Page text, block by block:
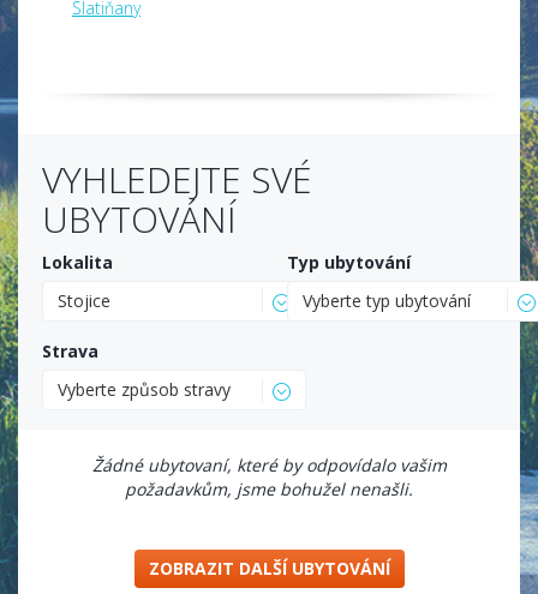
Slatiňany
VYHLEDEJTE SVÉ
UBYTOVÁNÍ
Lokalita
Stojice
Typ ubytování
Vyberte typ ubytování
Strava
Vyberte způsob stravy
Žádné ubytovaní, které by odpovídalo vašim
požadavkům, jsme bohužel nenašli.
ZOBRAZIT DALŠÍ UBYTOVÁNÍ